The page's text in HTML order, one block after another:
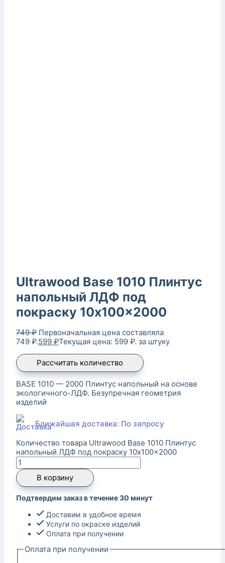
Ultrawood Base 1010 Плинтус
напольный ЛДФ под
покраску 10x100x2000
749₽ Первоначальная цена составляла
749 ₽.599 ₽Текущая цена: 599 ₽. за штуку
Рассчитать количество
BASE 1010 — 2000 Плинтус напольный на основе
экологичного-ЛДФ. Безупречная геометрия
изделий
Ближайшая доставка: По запросу
Количество товара Ultrawood Base 1010 Плинтус
напольный ЛДФ под покраску 10x100x2000
В корзину
Подтвердим заказ в течение 30 минут
Доставим в удобное время
Услуги по окраске изделий
Оплата при получении
Оплата при получении